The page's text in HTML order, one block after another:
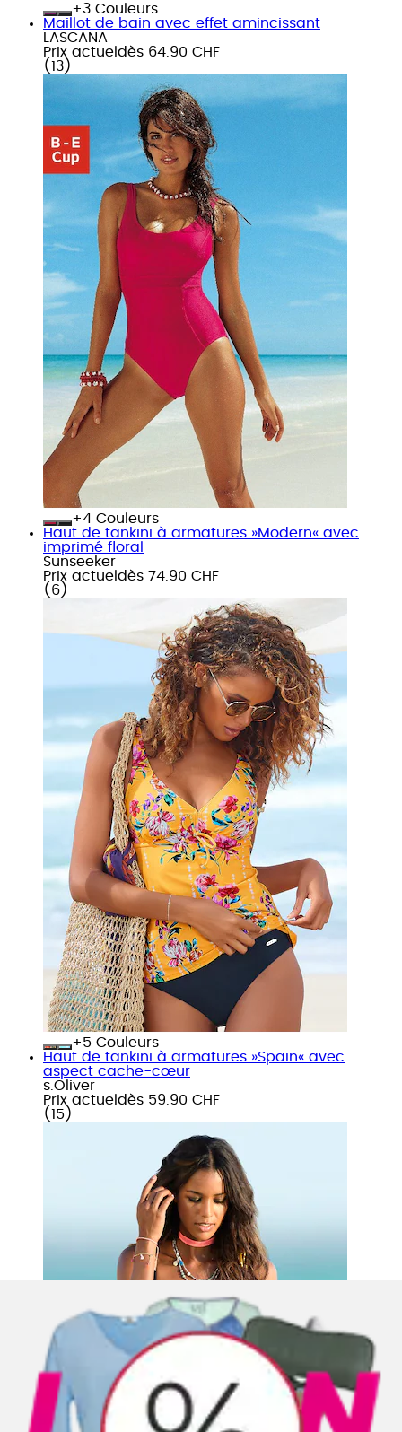
+
Couleurs
Maillot de bain avec effet amincissant
LASCANA
Prix actuel dès 64.90 CHF
( 13 )
+
Couleurs
Haut de tankini à armatures »Modern« avec
imprimé floral
Sunseeker
Prix actuel dès 74.90 CHF
( 6 )
+
Couleurs
Haut de tankini à armatures »Spain« avec
aspect cache-cœur
s.Oliver
Prix actuel dès 59.90 CHF
( 15 )